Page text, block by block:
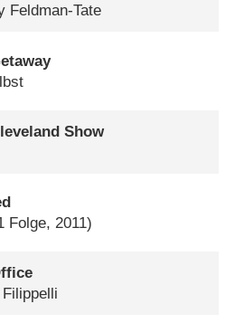
Feldman-Tate
Show
Folge, 2011)
Filippelli